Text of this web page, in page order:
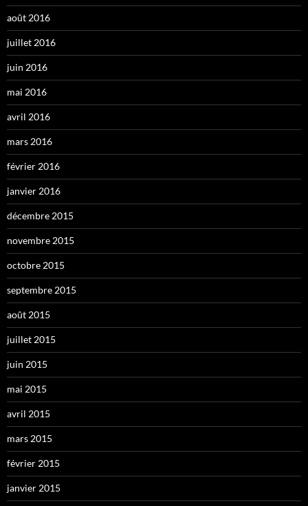
août 2016
juillet 2016
juin 2016
mai 2016
avril 2016
mars 2016
février 2016
janvier 2016
décembre 2015
novembre 2015
octobre 2015
septembre 2015
août 2015
juillet 2015
juin 2015
mai 2015
avril 2015
mars 2015
février 2015
janvier 2015